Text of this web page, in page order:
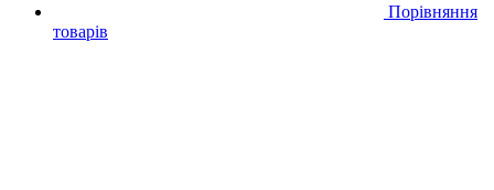
Порівняння
товарів